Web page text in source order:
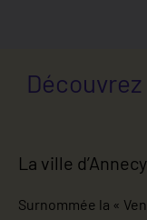
La ville d’Annecy
Surnommée la «